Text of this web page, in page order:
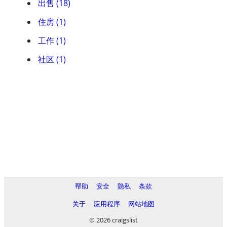
出售 (18)
住房 (1)
工作 (1)
社区 (1)
帮助 安全 隐私
条款
关于
应用程序
网站地图
© 2026 craigslist